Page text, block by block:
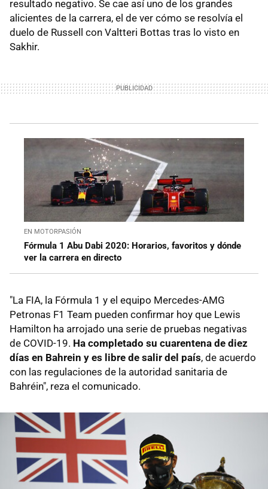
resultado negativo. Se cae así uno de los grandes
alicientes de la carrera, el de ver cómo se resolvía el
duelo de Russell con Valtteri Bottas tras lo visto en
Sakhir.
EN MOTORPASIÓN
Fórmula 1 Abu Dabi 2020: Horarios, favoritos y dónde
ver la carrera en directo
"La FIA, la Fórmula 1 y el equipo Mercedes-AMG
Petronas F1 Team pueden confirmar hoy que Lewis
Hamilton ha arrojado una serie de pruebas negativas
de COVID-19. Ha completado su cuarentena de diez
días en Bahrein y es libre de salir del país, de acuerdo
con las regulaciones de la autoridad sanitaria de
Bahréin", reza el comunicado.